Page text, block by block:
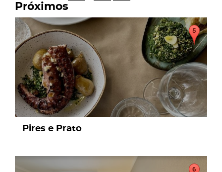
Próximos
page
Pires e Prato